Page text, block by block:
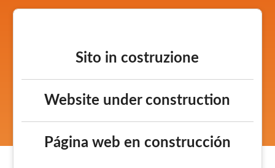
Sito in costruzione
Website under construction
Página web en construcción